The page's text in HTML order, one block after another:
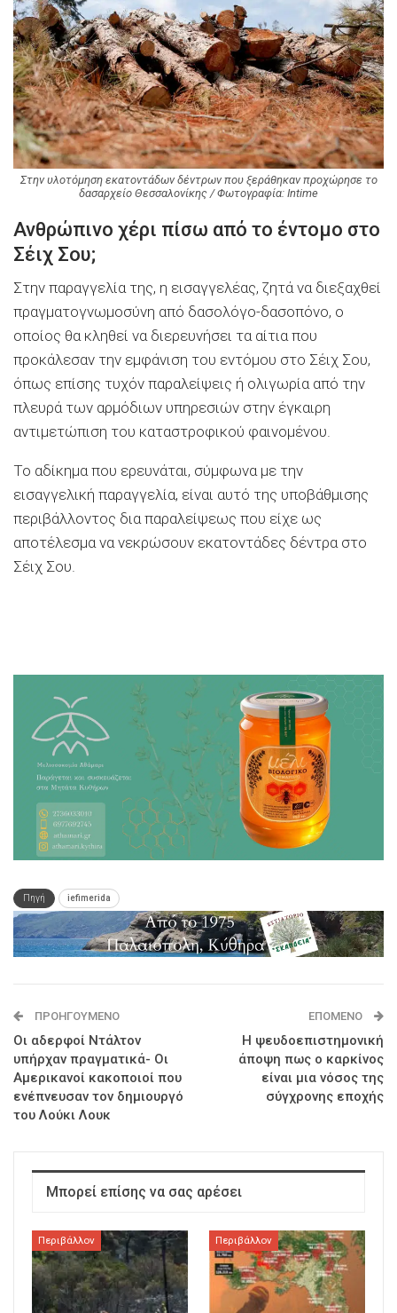
Στην υλοτόμηση εκατοντάδων δέντρων που ξεράθηκαν προχώρησε το
δασαρχείο Θεσσαλονίκης / Φωτογραφία: Intime
Ανθρώπινο χέρι πίσω από το έντομο στο
Σέιχ Σου;
Στην παραγγελία της, η εισαγγελέας, ζητά να διεξαχθεί
πραγματογνωμοσύνη από δασολόγο-δασοπόνο, ο
οποίος θα κληθεί να διερευνήσει τα αίτια που
προκάλεσαν την εμφάνιση του εντόμου στο Σέιχ Σου,
όπως επίσης τυχόν παραλείψεις ή ολιγωρία από την
πλευρά των αρμόδιων υπηρεσιών στην έγκαιρη
αντιμετώπιση του καταστροφικού φαινομένου.
Το αδίκημα που ερευνάται, σύμφωνα με την
εισαγγελική παραγγελία, είναι αυτό της υποβάθμισης
περιβάλλοντος δια παραλείψεως που είχε ως
αποτέλεσμα να νεκρώσουν εκατοντάδες δέντρα στο
Σέιχ Σου.
Πηγή iefimerida
ΠΡΟΗΓΟΎΜΕΝΟ
Οι αδερφοί Ντάλτον
υπήρχαν πραγματικά- Οι
Αμερικανοί κακοποιοί που
ενέπνευσαν τον δημιουργό
του Λούκι Λουκ
ΕΠΌΜΕΝΟ
Η ψευδοεπιστημονική
άποψη πως ο καρκίνος
είναι μια νόσος της
σύγχρονης εποχής
Μπορεί επίσης να σας αρέσει
Περιβάλλον Περιβάλλον